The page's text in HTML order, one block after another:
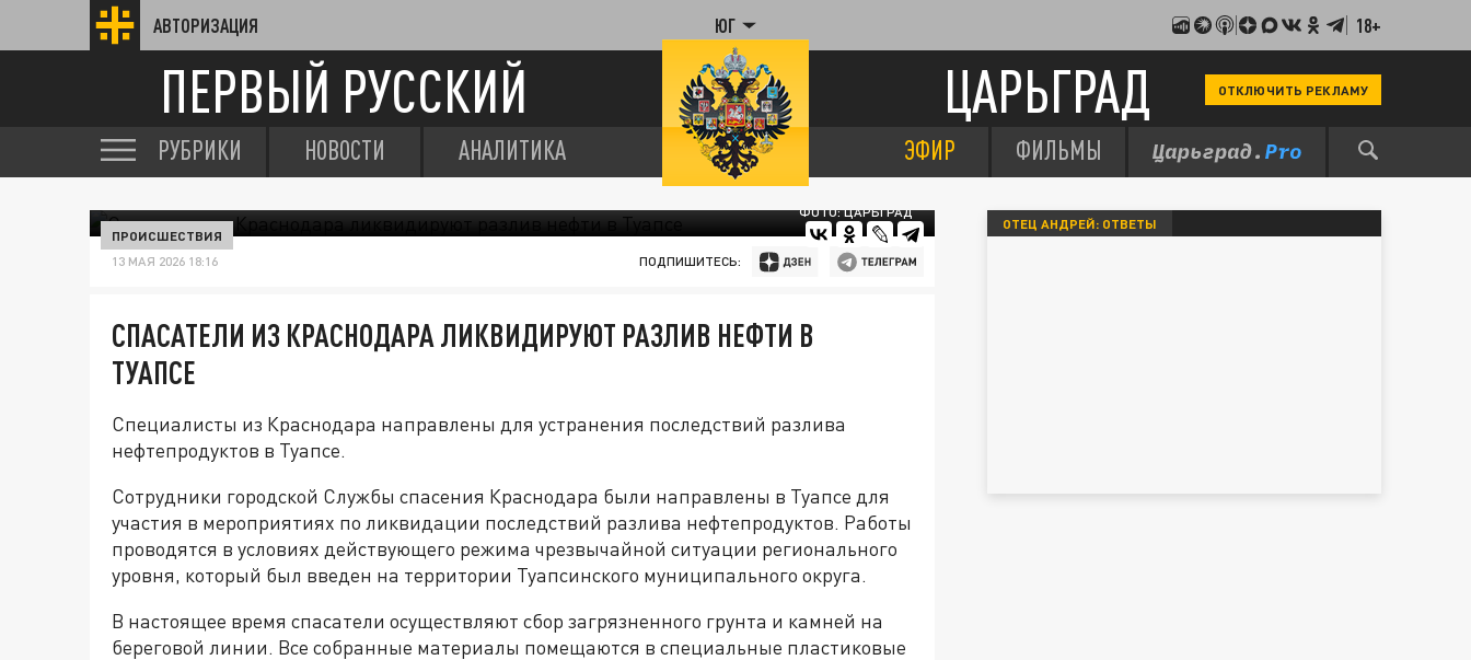
АВТОРИЗАЦИЯ ЮГ 18+
ПЕРВЫЙ РУССКИЙ ЦАРЬГРАД ОТКЛЮЧИТЬ РЕКЛАМУ
РУБРИКИ НОВОСТИ АНАЛИТИКА ЭФИР ФИЛЬМЫ
ФОТО: ЦАРЬГРАД
ПРОИСШЕСТВИЯ
13 МАЯ 2026 18:16 ПОДПИШИТЕСЬ:
СПАСАТЕЛИ ИЗ КРАСНОДАРА ЛИКВИДИРУЮТ РАЗЛИВ НЕФТИ В
ТУАПСЕ
Специалисты из Краснодара направлены для устранения последствий разлива
нефтепродуктов в Туапсе.
Сотрудники городской Службы спасения Краснодара были направлены в Туапсе для
участия в мероприятиях по ликвидации последствий разлива нефтепродуктов. Работы
проводятся в условиях действующего режима чрезвычайной ситуации регионального
уровня, который был введен на территории Туапсинского муниципального округа.
В настоящее время спасатели осуществляют сбор загрязненного грунта и камней на
береговой линии. Все собранные материалы помещаются в специальные пластиковые
ОТЕЦ АНДРЕЙ: ОТВЕТЫ